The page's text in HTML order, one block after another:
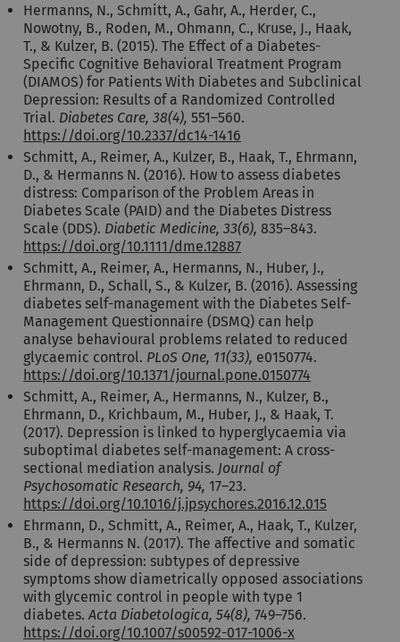
Hermanns, N., Schmitt, A., Gahr, A., Herder, C.,
Nowotny, B., Roden, M., Ohmann, C., Kruse, J., Haak,
T., & Kulzer, B. (2015). The Effect of a Diabetes-
Specific Cognitive Behavioral Treatment Program
(DIAMOS) for Patients With Diabetes and Subclinical
Depression: Results of a Randomized Controlled
Trial. Diabetes Care, 38(4), 551–560.
https://doi.org/10.2337/dc14-1416
Schmitt, A., Reimer, A., Kulzer, B., Haak, T., Ehrmann,
D., & Hermanns N. (2016). How to assess diabetes
distress: Comparison of the Problem Areas in
Diabetes Scale (PAID) and the Diabetes Distress
Scale (DDS). Diabetic Medicine, 33(6), 835–843.
https://doi.org/10.1111/dme.12887
Schmitt, A., Reimer, A., Hermanns, N., Huber, J.,
Ehrmann, D., Schall, S., & Kulzer, B. (2016). Assessing
diabetes self-management with the Diabetes Self-
Management Questionnaire (DSMQ) can help
analyse behavioural problems related to reduced
glycaemic control. PLoS One, 11(33), e0150774.
https://doi.org/10.1371/journal.pone.0150774
Schmitt, A., Reimer, A., Hermanns, N., Kulzer, B.,
Ehrmann, D., Krichbaum, M., Huber, J., & Haak, T.
(2017). Depression is linked to hyperglycaemia via
suboptimal diabetes self-management: A cross-
sectional mediation analysis. Journal of
Psychosomatic Research, 94, 17–23.
https://doi.org/10.1016/j.jpsychores.2016.12.015
Ehrmann, D., Schmitt, A., Reimer, A., Haak, T., Kulzer,
B., & Hermanns N. (2017). The affective and somatic
side of depression: subtypes of depressive
symptoms show diametrically opposed associations
with glycemic control in people with type 1
diabetes. Acta Diabetologica, 54(8), 749–756.
https://doi.org/10.1007/s00592-017-1006-x